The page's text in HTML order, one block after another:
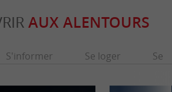
AUX ALENTOURS
S'informer Se loger Se